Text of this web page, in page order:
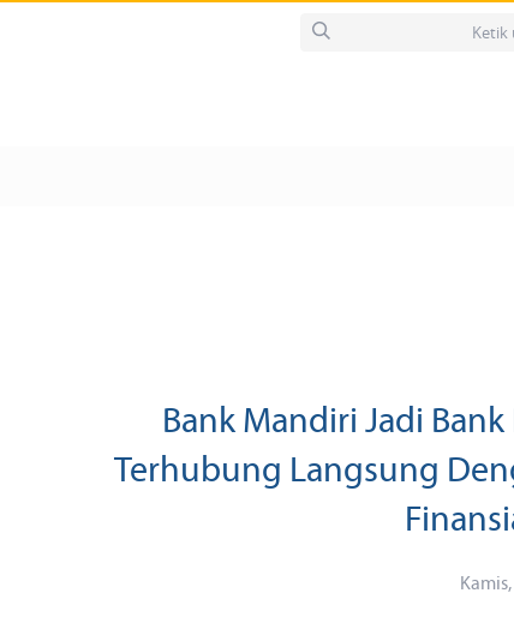
Bank Mandiri Jadi
Terhubung Langsung